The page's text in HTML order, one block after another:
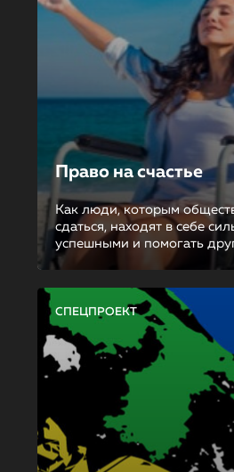
Право на счастье
Как люди, которым
сдаться, находят в себе
успешными и помогать
СПЕЦПРОЕКТ